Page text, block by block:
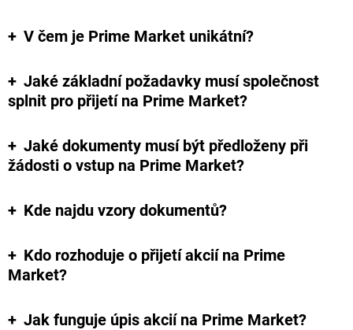
V čem je Prime Market unikátní?
Jaké základní požadavky musí společnost
splnit pro přijetí na Prime Market?
Jaké dokumenty musí být předloženy při
žádosti o vstup na Prime Market?
Kde najdu vzory dokumentů?
Kdo rozhoduje o přijetí akcií na Prime
Market?
Jak funguje úpis akcií na Prime Market?